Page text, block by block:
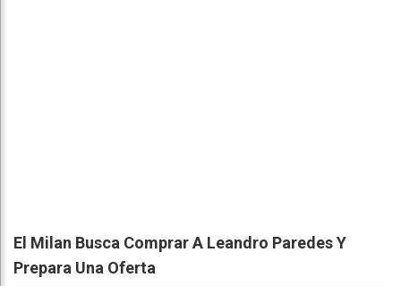
El Milan Busca Comprar A Leandro Paredes Y
Prepara Una Oferta